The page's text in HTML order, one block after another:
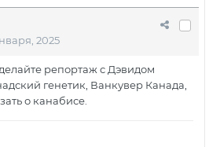
2025
репортаж с Дэвидом
генетик, Ванкувер Канада,
о канабисе.